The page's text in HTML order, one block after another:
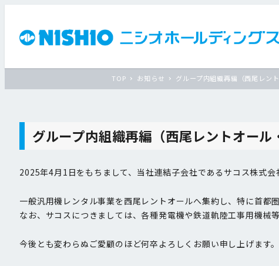
TOP お知らせ グループ内組織再編（西尾レン
グループ内組織再編（西尾レントオー
2025年4月1日をもちまして、当社連結子会社であるサコス株式
一般汎用機レンタル事業を西尾レントオールへ集約し、特に首都
なお、サコスにつきましては、各種発電機や鉄道軌陸工事用機械
今後とも変わらぬご愛顧のほど何卒よろしくお願い申し上げます。